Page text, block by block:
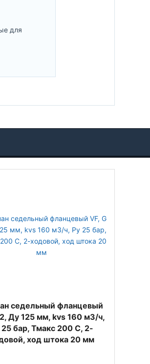
для
седельный фланцевый
2, Ду 125 мм, kvs 160 м3/ч,
25 бар, Тмакс 200 С, 2-
ход штока 20 мм